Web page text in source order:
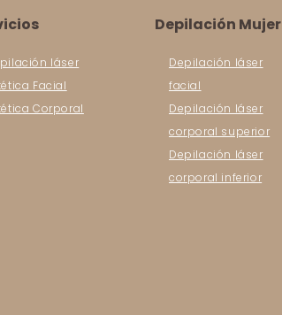
láser
Facial
Corporal
Depilación Mujer
Depilación láser
facial
Depilación láser
corporal superior
Depilación láser
corporal inferior